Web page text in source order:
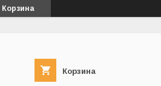
Корзина
Корзина